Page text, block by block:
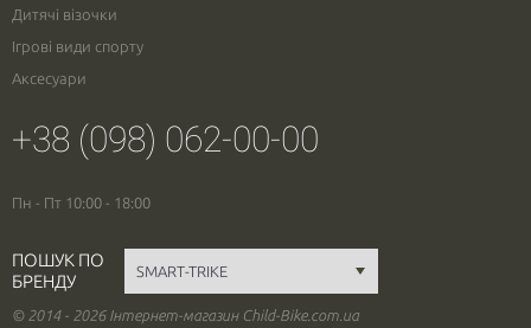
Дитячі візочки
Ігрові види спорту
Аксесуари
+38 (098) 062-00-00
Пн - Пт 10:00 - 18:00
ПОШУК ПО
БРЕНДУ
© 2014 - 2026 Інтернет-магазин Child-Bike.com.ua